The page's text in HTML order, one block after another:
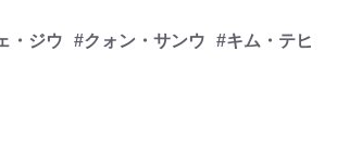
・ジウ #クォン・サンウ
#キム・テヒ